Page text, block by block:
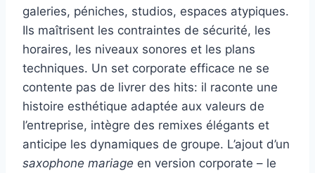
galeries, péniches, studios, espaces atypiques.
Ils maîtrisent les contraintes de sécurité, les
horaires, les niveaux sonores et les plans
techniques. Un set corporate efficace ne se
contente pas de livrer des hits: il raconte une
histoire esthétique adaptée aux valeurs de
l’entreprise, intègre des remixes élégants et
anticipe les dynamiques de groupe. L’ajout d’un
saxophone mariage en version corporate – le